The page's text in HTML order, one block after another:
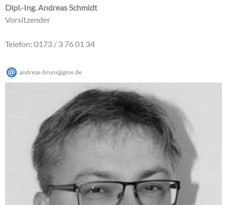
Dipl.-Ing. Andreas Schmidt
Vorsitzender
Telefon: 0173 / 3 76 01 34
andreas-bruni@gmx de